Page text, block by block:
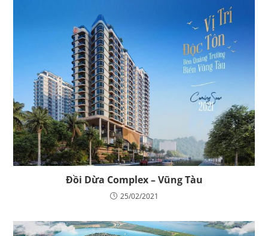
Đồi Dừa Complex – Vũng Tàu
25/02/2021